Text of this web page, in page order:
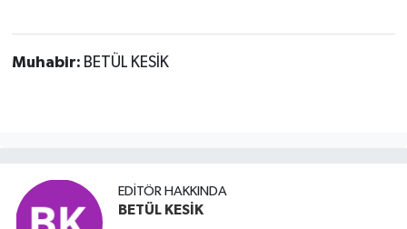
Muhabir: BETÜL KESİK
EDITÖR HAKKINDA
BETÜL KESİK